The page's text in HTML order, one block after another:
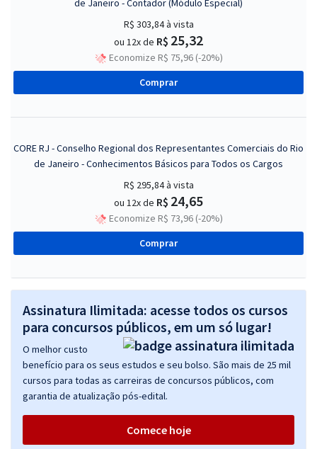
de Janeiro - Contador (Módulo Especial)
R$ 303,84à vista
ou 12x de R$ 25,32
Economize R$ 75,96 (-20%)
Comprar
CORE RJ - Conselho Regional dos Representantes Comerciais do Rio
de Janeiro - Conhecimentos Básicos para Todos os Cargos
R$ 295,84à vista
ou 12x de R$ 24,65
Economize R$ 73,96 (-20%)
Comprar
Assinatura Ilimitada: acesse todos os cursos
para concursos públicos, em um só lugar!
O melhor custo
benefício para os seus estudos e seu bolso. São mais de 25 mil
cursos para todas as carreiras de concursos públicos, com
garantia de atualização pós-edital.
Comece hoje